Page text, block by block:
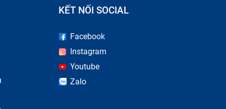
KẾT NỐI SOCIAL
Facebook
Instagram
Youtube
Zalo